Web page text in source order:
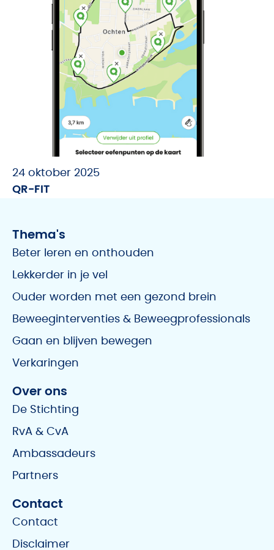
24 oktober 2025
QR-FIT
Thema's
Beter leren en onthouden
Lekkerder in je vel
Ouder worden met een gezond brein
Beweeginterventies & Beweegprofessionals
Gaan en blijven bewegen
Verkaringen
Over ons
De Stichting
RvA & CvA
Ambassadeurs
Partners
Contact
Contact
Disclaimer